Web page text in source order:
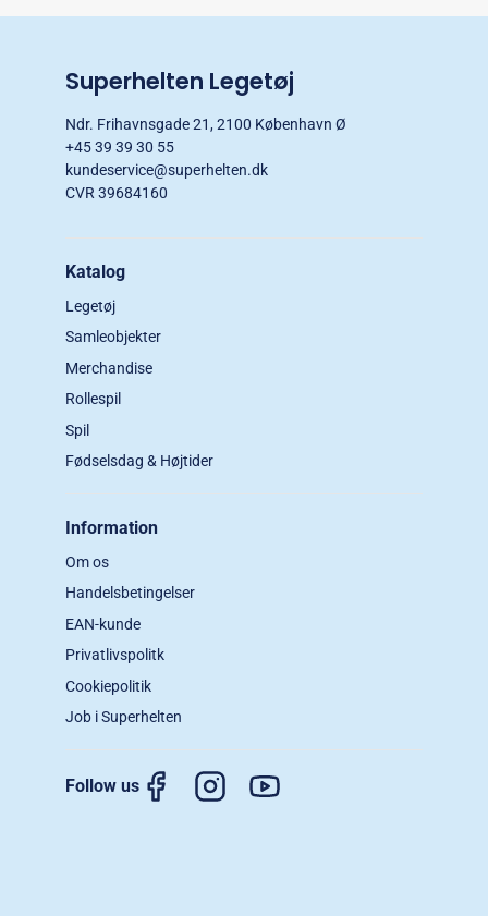
Superhelten Legetøj
Ndr. Frihavnsgade 21, 2100 København Ø
+45 39 39 30 55
kundeservice@superhelten.dk
CVR 39684160
Katalog
Legetøj
Samleobjekter
Merchandise
Rollespil
Spil
Fødselsdag & Højtider
Information
Om os
Handelsbetingelser
EAN-kunde
Privatlivspolitk
Cookiepolitik
Job i Superhelten
Follow us